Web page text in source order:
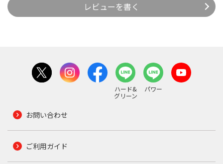
レビューを書く
ハード&
グリーン
パワー
お問い合わせ
ご利用ガイド